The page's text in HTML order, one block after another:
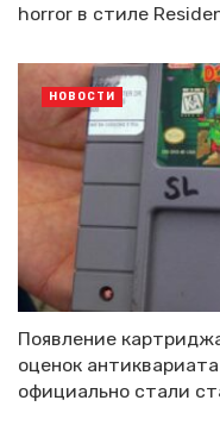
horror в стиле
Появление
оценок
официально стали
НОВОСТИ